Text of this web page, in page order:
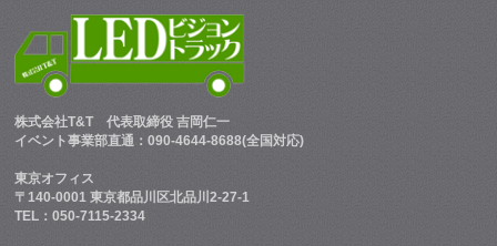
株式会社T&T 代表取締役 吉岡仁一
イベント事業部直通：090-4644-8688(全国対応)
東京オフィス
〒140-0001 東京都品川区北品川2-27-1
TEL：050-7115-2334